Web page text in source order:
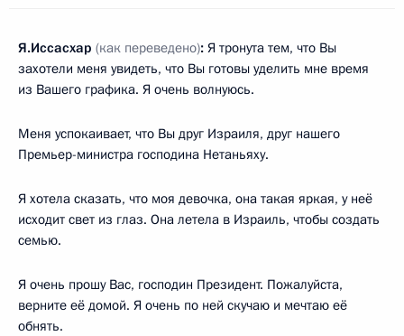
Я.Иссасхар (как переведено): Я тронута тем, что Вы
захотели меня увидеть, что Вы готовы уделить мне время
из Вашего графика. Я очень волнуюсь.
Меня успокаивает, что Вы друг Израиля, друг нашего
Премьер-министра господина Нетаньяху.
Я хотела сказать, что моя девочка, она такая яркая, у неё
исходит свет из глаз. Она летела в Израиль, чтобы создать
семью.
Я очень прошу Вас, господин Президент. Пожалуйста,
верните её домой. Я очень по ней скучаю и мечтаю её
обнять.